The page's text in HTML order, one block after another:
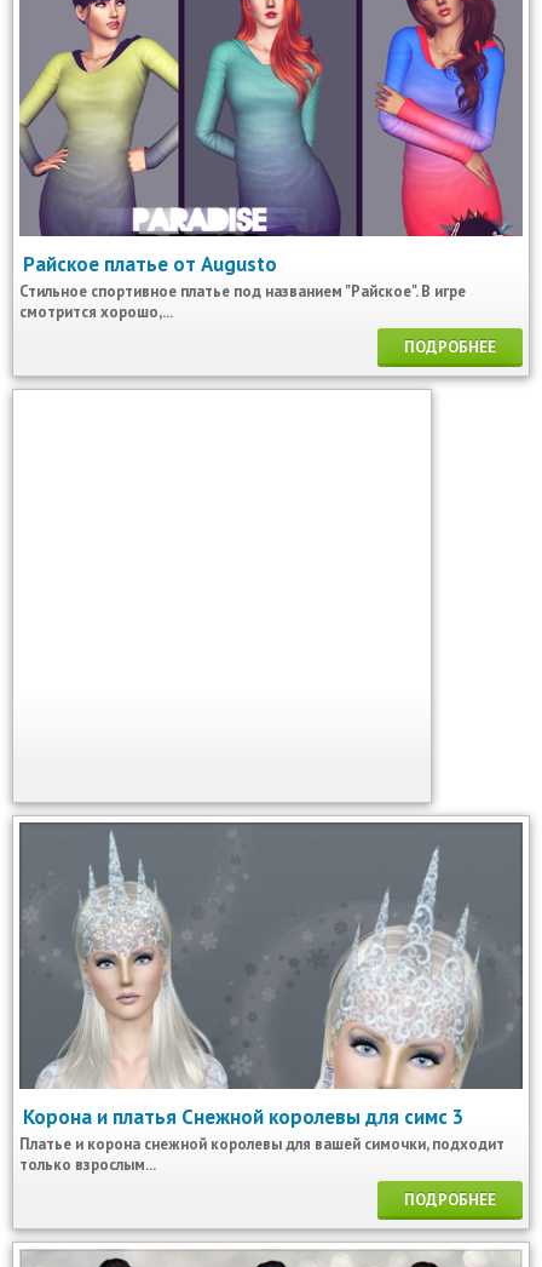
Райское платье от Augusto
Стильное спортивное платье под названием "Райское". В игре
смотрится хорошо,...
ПОДРОБНЕЕ
Корона и платья Снежной королевы для симс 3
Платье и корона снежной королевы для вашей симочки, подходит
только взрослым...
ПОДРОБНЕЕ